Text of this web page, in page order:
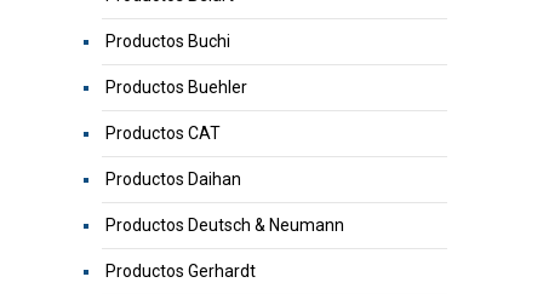
Productos Buchi
Productos Buehler
Productos CAT
Productos Daihan
Productos Deutsch & Neumann
Productos Gerhardt